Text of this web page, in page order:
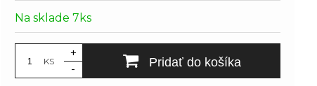
Na sklade 7ks
KS
+
-
Pridať do košíka